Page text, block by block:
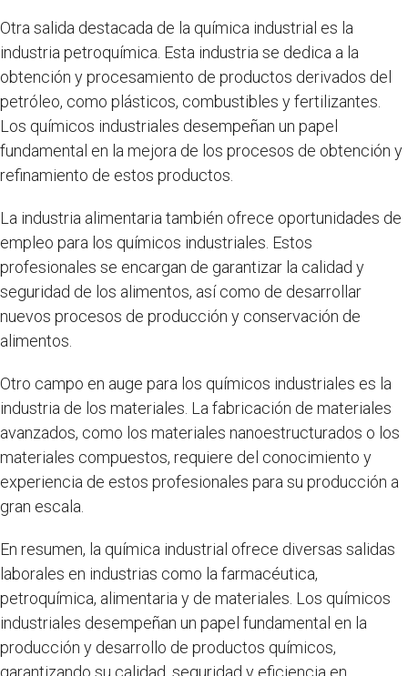
Otra salida destacada de la química industrial es la
industria petroquímica. Esta industria se dedica a la
obtención y procesamiento de productos derivados del
petróleo, como plásticos, combustibles y fertilizantes.
Los químicos industriales desempeñan un papel
fundamental en la mejora de los procesos de obtención y
refinamiento de estos productos.
La industria alimentaria también ofrece oportunidades de
empleo para los químicos industriales. Estos
profesionales se encargan de garantizar la calidad y
seguridad de los alimentos, así como de desarrollar
nuevos procesos de producción y conservación de
alimentos.
Otro campo en auge para los químicos industriales es la
industria de los materiales. La fabricación de materiales
avanzados, como los materiales nanoestructurados o los
materiales compuestos, requiere del conocimiento y
experiencia de estos profesionales para su producción a
gran escala.
En resumen, la química industrial ofrece diversas salidas
laborales en industrias como la farmacéutica,
petroquímica, alimentaria y de materiales. Los químicos
industriales desempeñan un papel fundamental en la
producción y desarrollo de productos químicos,
garantizando su calidad, seguridad y eficiencia en